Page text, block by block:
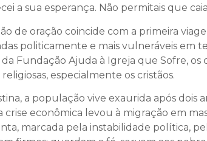
a sua esperança. Não permitais que
de oração coincide com a primeira
politicamente e mais vulneráveis em
da Fundação Ajuda à Igreja que Sofre, os
especialmente os cristãos.
a população vive exaurida após dois
crise econômica levou à migração em
marcada pela instabilidade política,